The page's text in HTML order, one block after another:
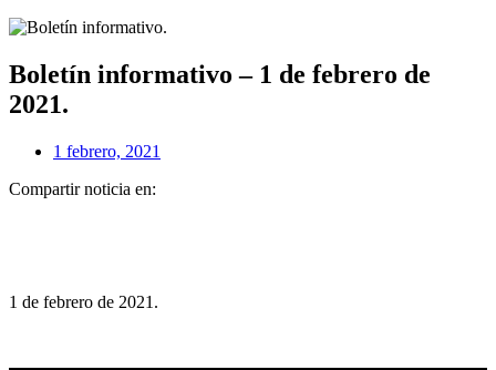
Boletín informativo – 1 de febrero de
2021.
1 febrero, 2021
Compartir noticia en:
1 de febrero de 2021.